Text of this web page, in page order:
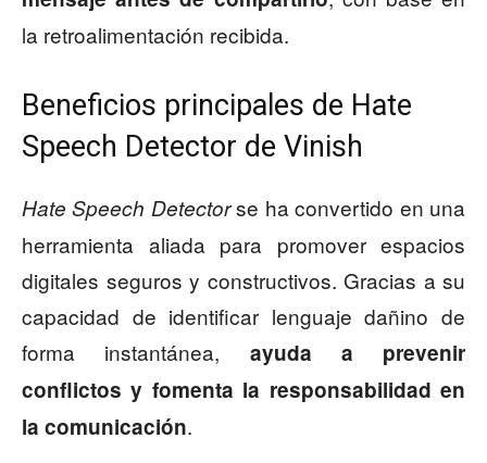
la retroalimentación recibida.
Beneficios principales de Hate
Speech Detector de Vinish
Hate Speech Detectorse ha convertido en una
herramienta aliada para promover espacios
digitales seguros y constructivos. Gracias a su
capacidad de identificar lenguaje dañino de
forma instantánea, ayuda a prevenir
conflictos y fomenta la responsabilidad en
la comunicación.